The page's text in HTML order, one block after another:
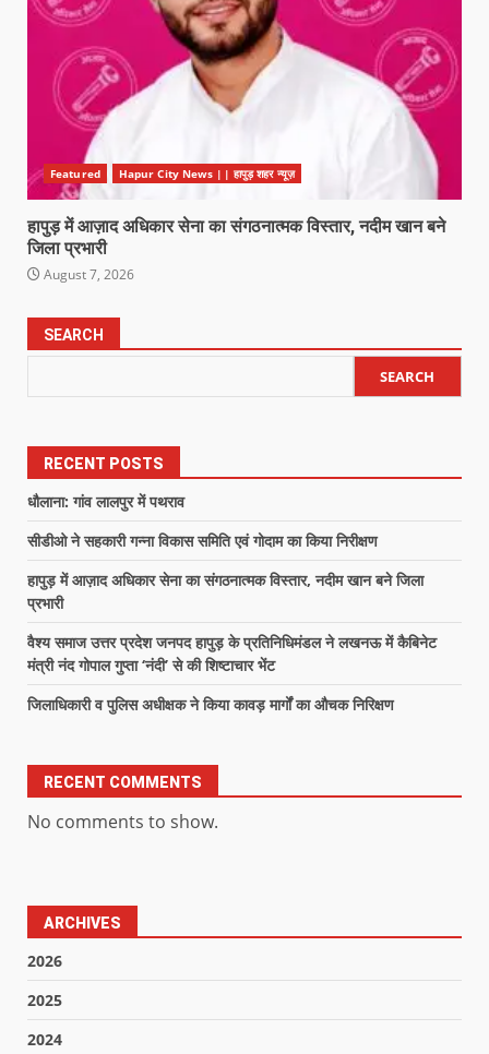
Featured Hapur City News || हापुड़ शहर न्यूज़
हापुड़ में आज़ाद अधिकार सेना का संगठनात्मक विस्तार, नदीम खान बने
जिला प्रभारी
August 7, 2026
SEARCH
SEARCH
RECENT POSTS
धौलाना: गांव लालपुर में पथराव
सीडीओ ने सहकारी गन्ना विकास समिति एवं गोदाम का किया निरीक्षण
हापुड़ में आज़ाद अधिकार सेना का संगठनात्मक विस्तार, नदीम खान बने जिला
प्रभारी
वैश्य समाज उत्तर प्रदेश जनपद हापुड़ के प्रतिनिधिमंडल ने लखनऊ में कैबिनेट
मंत्री नंद गोपाल गुप्ता ‘नंदी’ से की शिष्टाचार भेंट
जिलाधिकारी व पुलिस अधीक्षक ने किया कावड़ मार्गों का औचक निरिक्षण
RECENT COMMENTS
No comments to show.
ARCHIVES
2026
2025
2024